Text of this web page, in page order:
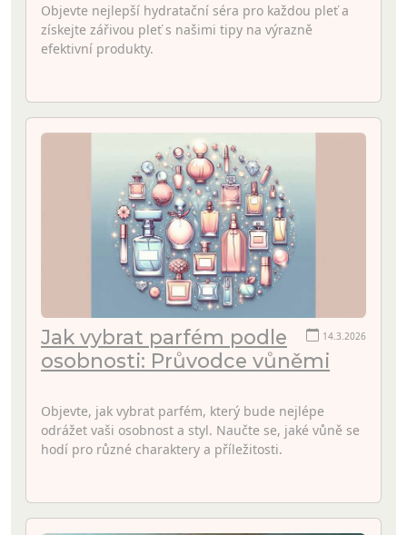
Objevte nejlepší hydratační séra pro každou pleť a
získejte zářivou pleť s našimi tipy na výrazně
efektivní produkty.
14.3.2026
Jak vybrat parfém podle
osobnosti: Průvodce vůněmi
Objevte, jak vybrat parfém, který bude nejlépe
odrážet vaši osobnost a styl. Naučte se, jaké vůně se
hodí pro různé charaktery a příležitosti.